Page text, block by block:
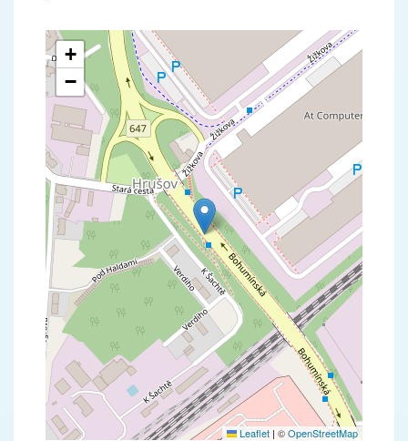
+
−
Leaflet | ©OpenStreetMap